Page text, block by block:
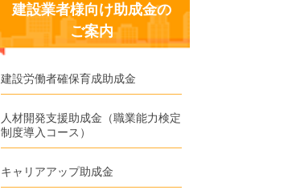
建設業者様向け助成金の
ご案内
建設労働者確保育成助成金
人材開発支援助成金（職業能力検定
制度導入コース）
キャリアアップ助成金